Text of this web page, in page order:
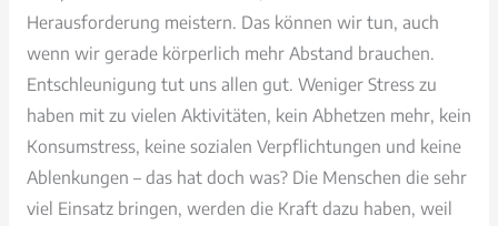
Herausforderung meistern. Das können wir tun, auch
wenn wir gerade körperlich mehr Abstand brauchen.
Entschleunigung tut uns allen gut. Weniger Stress zu
haben mit zu vielen Aktivitäten, kein Abhetzen mehr, kein
Konsumstress, keine sozialen Verpflichtungen und keine
Ablenkungen – das hat doch was? Die Menschen die sehr
viel Einsatz bringen, werden die Kraft dazu haben, weil